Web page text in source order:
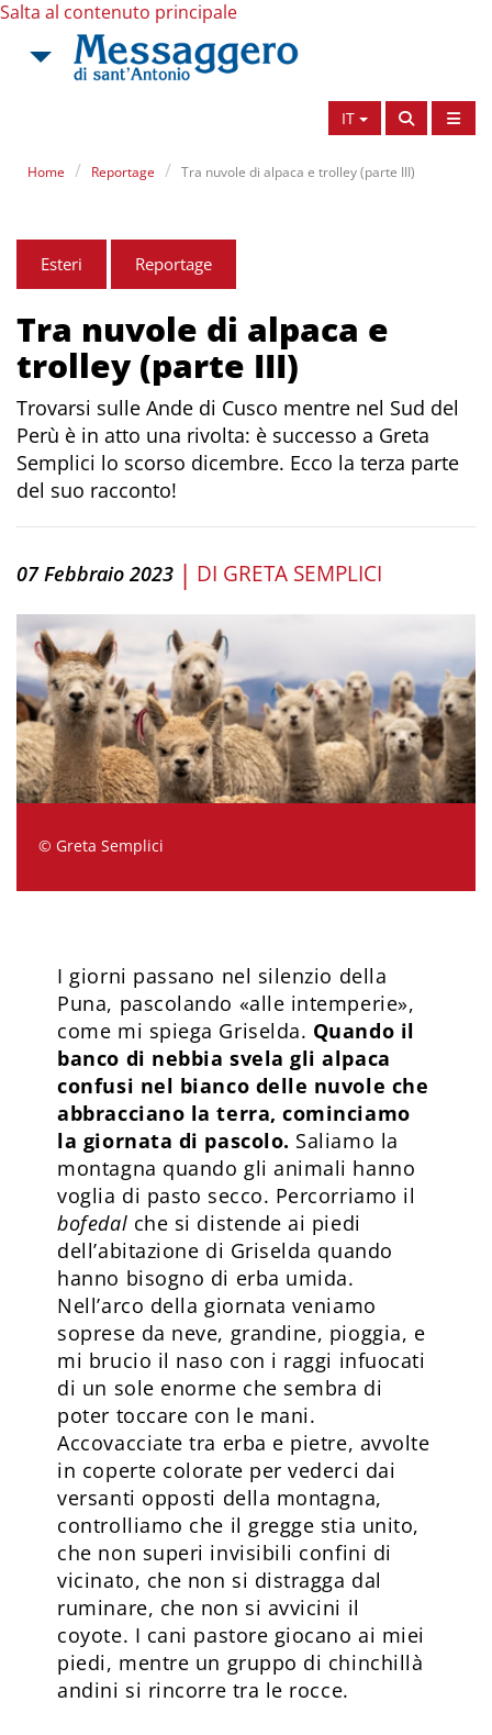
Salta al contenuto principale
IT
Home Reportage Tra nuvole di alpaca e trolley (parte III)
Esteri Reportage
Tra nuvole di alpaca e
trolley (parte III)
Trovarsi sulle Ande di Cusco mentre nel Sud del
Perù è in atto una rivolta: è successo a Greta
Semplici lo scorso dicembre. Ecco la terza parte
del suo racconto!
07 Febbraio 2023 | DI GRETA SEMPLICI
© Greta Semplici
I giorni passano nel silenzio della
Puna, pascolando «alle intemperie»,
come mi spiega Griselda. Quando il
banco di nebbia svela gli alpaca
confusi nel bianco delle nuvole che
abbracciano la terra, cominciamo
la giornata di pascolo. Saliamo la
montagna quando gli animali hanno
voglia di pasto secco. Percorriamo il
bofedal che si distende ai piedi
dell’abitazione di Griselda quando
hanno bisogno di erba umida.
Nell’arco della giornata veniamo
soprese da neve, grandine, pioggia, e
mi brucio il naso con i raggi infuocati
di un sole enorme che sembra di
poter toccare con le mani.
Accovacciate tra erba e pietre, avvolte
in coperte colorate per vederci dai
versanti opposti della montagna,
controlliamo che il gregge stia unito,
che non superi invisibili confini di
vicinato, che non si distragga dal
ruminare, che non si avvicini il
coyote. I cani pastore giocano ai miei
piedi, mentre un gruppo di chinchillà
andini si rincorre tra le rocce.